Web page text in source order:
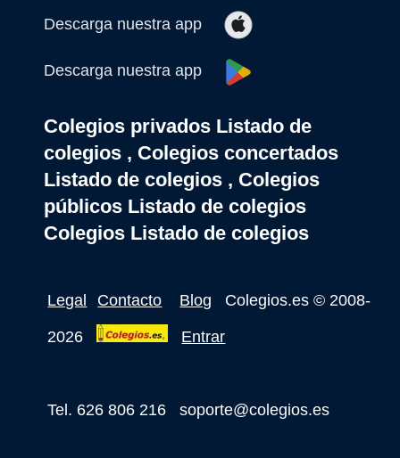
Descarga nuestra app
Descarga nuestra app
Colegios privados Listado de
colegios , Colegios concertados
Listado de colegios , Colegios
públicos Listado de colegios
Colegios Listado de colegios
Legal Contacto Blog Colegios.es © 2008-
2026 Entrar
Tel. 626 806 216 soporte@colegios.es